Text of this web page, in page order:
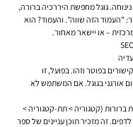
גוגל מחפשת היררכיה ברורה,
"העמוד הזה שווה". והעמוד? הוא
– או יישאר מאחור.
בפוטר וזהו. בפועל, זו
אורגני בגוגל. אם המשתמש לא
ברורות (קטגוריה > תת-קטגוריה >
זה מזכיר תוכן עניינים של ספר